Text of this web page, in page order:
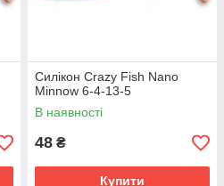
Силікон Crazy Fish Nano
Minnow 6-4-13-5
В наявності
48 ₴
Купити